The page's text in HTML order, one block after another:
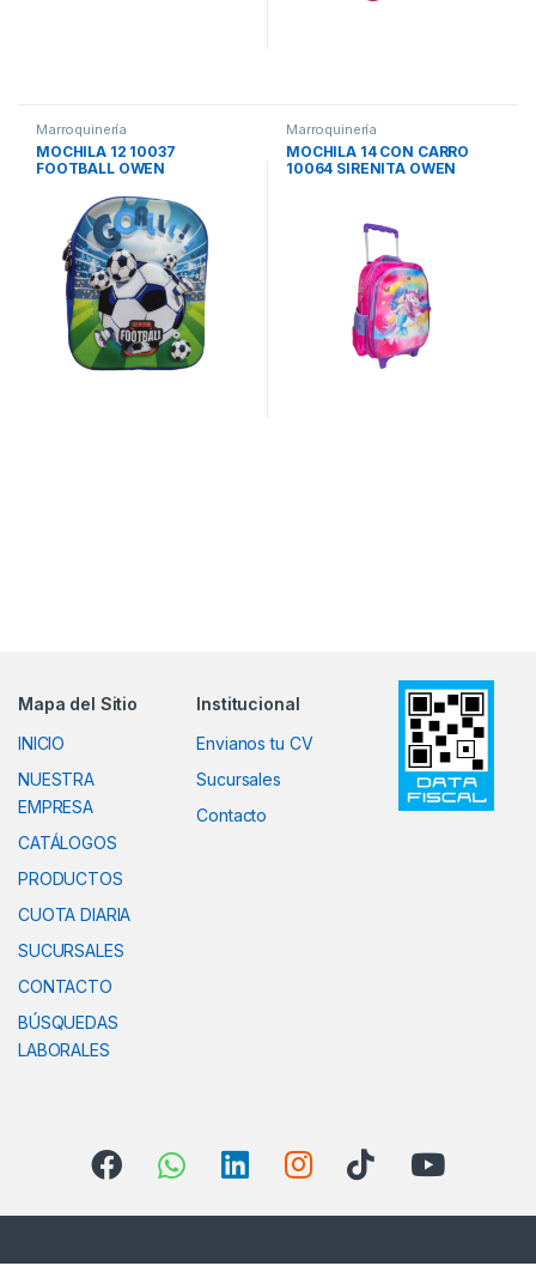
Marroquinería
MOCHILA 12 10037
FOOTBALL OWEN
Marroquinería
MOCHILA 14 CON CARRO
10064 SIRENITA OWEN
Mapa del Sitio
INICIO
NUESTRA
EMPRESA
CATÁLOGOS
PRODUCTOS
CUOTA DIARIA
SUCURSALES
CONTACTO
BÚSQUEDAS
LABORALES
Institucional
Envianos tu CV
Sucursales
Contacto